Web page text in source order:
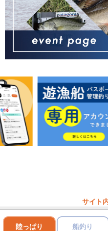
サイト
陸っぱり 船釣り